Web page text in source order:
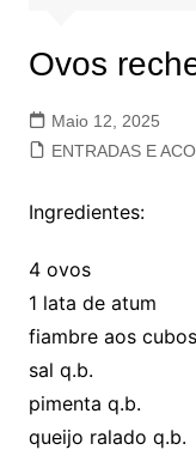
Ovos
Maio 12, 2025
ENTRADAS E
Ingredientes:
4 ovos
1 lata de atum
fiambre aos cubos
sal q.b.
pimenta q.b.
queijo ralado q.b.